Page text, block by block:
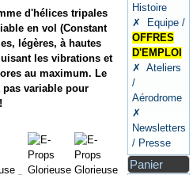
d'hélices tripales
en vol (Constant
légères, à hautes
les vibrations et
au maximum. Le
pas variable pour
Histoire
✗ Equipe /
OFFRES
D'EMPLOI
✗ Ateliers
/
Aérodrome
✗
Newsletters
/ Presse
Panier